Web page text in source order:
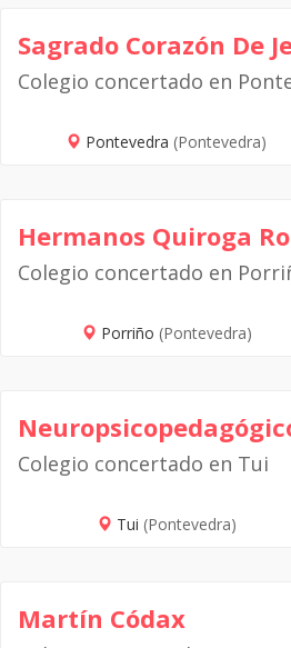
Sagrado Corazón De
Colegio concertado en
Pontevedra (Pontevedra)
Hermanos Quiroga
Colegio concertado en
Porriño (Pontevedra)
Colegio concertado en Tui
Tui (Pontevedra)
Martín Códax